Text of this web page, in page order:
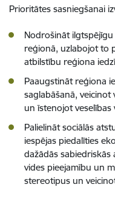
Prioritātes sasniegšanai
Nodrošināt
reģionā, uzlabojot to
atbilstību reģiona
Paaugstināt reģiona
saglabāšanā, veicinot
un īstenojot veselības
Palielināt sociālās
iespējas piedalīties
dažādās
vides pieejamību un
stereotipus un